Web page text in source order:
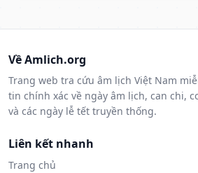
Về Amlich.org
Trang web tra cứu âm lịch Việt Nam
tin chính xác về ngày âm lịch, can chi,
và các ngày lễ tết truyền thống.
Liên kết nhanh
Trang chủ